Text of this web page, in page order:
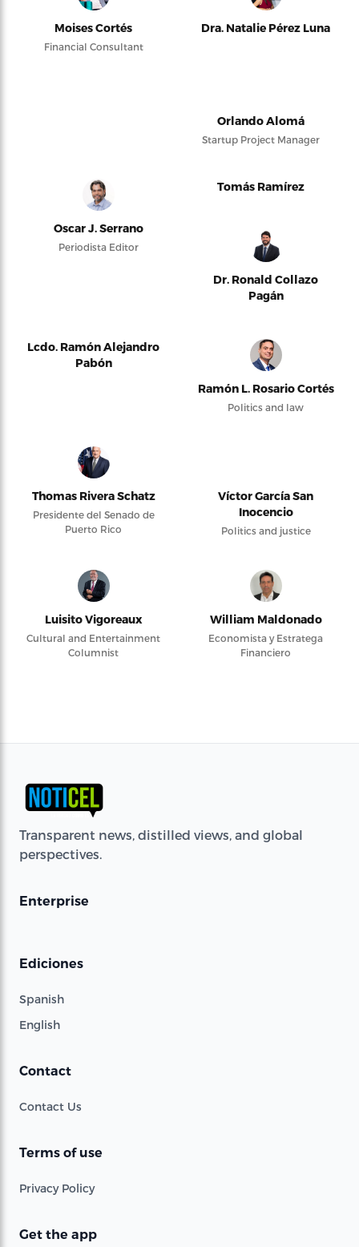
Moises Cortés
Financial Consultant
Dra. Natalie Pérez Luna
Orlando Alomá
Startup Project Manager
Oscar J. Serrano
Periodista Editor
Tomás Ramírez
Dr. Ronald Collazo
Pagán
Lcdo. Ramón Alejandro
Pabón
Ramón L. Rosario Cortés
Politics and law
Thomas Rivera Schatz
Presidente del Senado de
Puerto Rico
Víctor García San
Inocencio
Politics and justice
Luisito Vigoreaux
Cultural and Entertainment
Columnist
William Maldonado
Economista y Estratega
Financiero
Transparent news, distilled views, and global
perspectives.
Enterprise
Ediciones
Spanish
English
Contact
Contact Us
Terms of use
Privacy Policy
Get the app